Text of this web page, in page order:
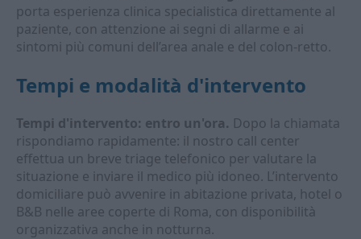
porta esperienza clinica specialistica direttamente al
paziente, con attenzione ai segni di allarme e ai
sintomi più comuni dell’area anale e del colon-retto.
Tempi e modalità d'intervento
Tempi d'intervento: entro un'ora. Dopo la chiamata
rispondiamo rapidamente: il nostro call center
effettua un breve triage telefonico per valutare la
situazione e inviare il medico più idoneo. L’intervento
domiciliare può avvenire in abitazione privata, hotel o
B&B nelle aree coperte di Roma, con disponibilità
organizzativa anche in notturna.